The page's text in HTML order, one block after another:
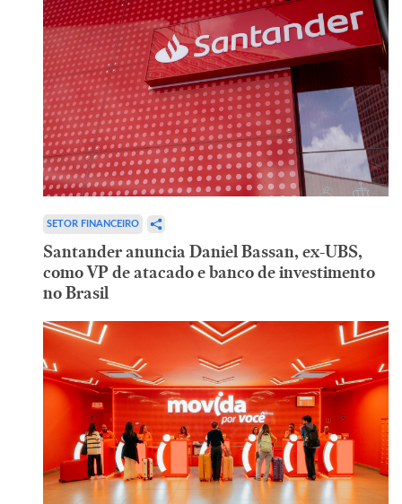
SETOR FINANCEIRO
Santander anuncia Daniel Bassan, ex-UBS,
como VP de atacado e banco de investimento
no Brasil